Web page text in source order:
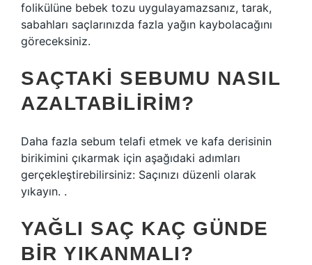
folikülüne bebek tozu uygulayamazsanız, tarak,
sabahları saçlarınızda fazla yağın kaybolacağını
göreceksiniz.
SAÇTAKI SEBUMU NASIL
AZALTABILIRIM?
Daha fazla sebum telafi etmek ve kafa derisinin
birikimini çıkarmak için aşağıdaki adımları
gerçekleştirebilirsiniz: Saçınızı düzenli olarak
yıkayın. .
YAĞLI SAÇ KAÇ GÜNDE
BIR YIKANMALI?